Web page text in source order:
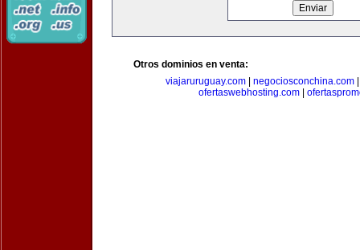
Otros dominios en venta:
viajaruruguay.com| negociosconchina.com
ofertaswebhosting.com|